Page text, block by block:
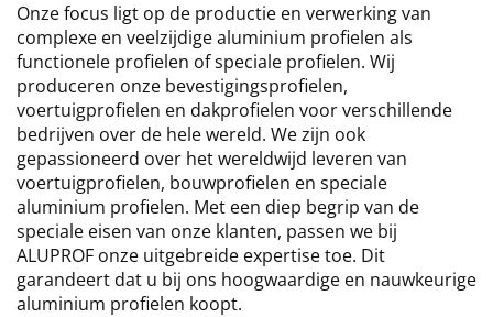
Onze focus ligt op de productie en verwerking van
complexe en veelzijdige aluminium profielen als
functionele profielen of speciale profielen. Wij
produceren onze bevestigingsprofielen,
voertuigprofielen en dakprofielen voor verschillende
bedrijven over de hele wereld. We zijn ook
gepassioneerd over het wereldwijd leveren van
voertuigprofielen, bouwprofielen en speciale
aluminium profielen. Met een diep begrip van de
speciale eisen van onze klanten, passen we bij
ALUPROF onze uitgebreide expertise toe. Dit
garandeert dat u bij ons hoogwaardige en nauwkeurige
aluminium profielen koopt.